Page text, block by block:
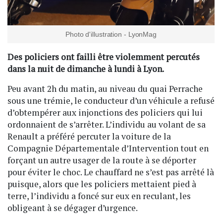
Photo d'illustration - LyonMag
Des policiers ont failli être violemment percutés
dans la nuit de dimanche à lundi à Lyon.
Peu avant 2h du matin, au niveau du quai Perrache
sous une trémie, le conducteur d’un véhicule a refusé
d’obtempérer aux injonctions des policiers qui lui
ordonnaient de s’arrêter. L’individu au volant de sa
Renault a préféré percuter la voiture de la
Compagnie Départementale d’Intervention tout en
forçant un autre usager de la route à se déporter
pour éviter le choc. Le chauffard ne s’est pas arrêté là
puisque, alors que les policiers mettaient pied à
terre, l’individu a foncé sur eux en reculant, les
obligeant à se dégager d’urgence.